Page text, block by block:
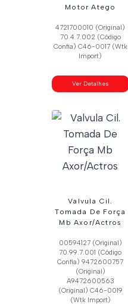
Motor Atego
4721700010 (Original)
70.4.7.002 (Código
Confia) C46-0017 (Wtk
Import)
Ver Detalhes
Valvula Cil.
Tomada De Força
Mb Axor/Actros
00594127 (Original)
70.99.7.001 (Código
Confia) 9472600757
(Original)
A9472600563
(Original) C46-0019
(Wtk Import)